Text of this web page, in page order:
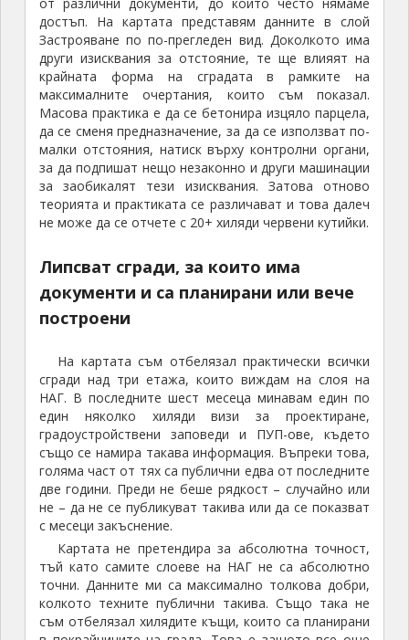
достъп. На картата представям данните в слой
Застрояване по по-прегледен вид. Доколкото има
други изисквания за отстояние, те ще влияят на
крайната форма на сградата в рамките на
максималните очертания, които съм показал.
Масова практика е да се бетонира изцяло парцела,
да се сменя предназначение, за да се използват по-
малки отстояния, натиск върху контролни органи,
за да подпишат нещо незаконно и други машинации
за заобикалят тези изисквания. Затова отново
теорията и практиката се различават и това далеч
не може да се отчете с 20+ хиляди червени кутийки.
Липсват сгради, за които има
документи и са планирани или вече
построени
На картата съм отбелязал практически всички
сгради над три етажа, които виждам на слоя на
НАГ. В последните шест месеца минавам един по
един няколко хиляди визи за проектиране,
градоустройствени заповеди и ПУП-ове, където
също се намира такава информация. Въпреки това,
голяма част от тях са публични едва от последните
две години. Преди не беше рядкост – случайно или
не – да не се публикуват такива или да се показват
с месеци закъснение.
Картата не претендира за абсолютна точност,
тъй като самите слоеве на НАГ не са абсолютно
точни. Данните ми са максимално толкова добри,
колкото техните публични такива. Също така не
съм отбелязал хилядите къщи, които са планирани